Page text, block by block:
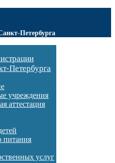
Петербурга
Петербурга
учреждения
аттестация
питания
услуг